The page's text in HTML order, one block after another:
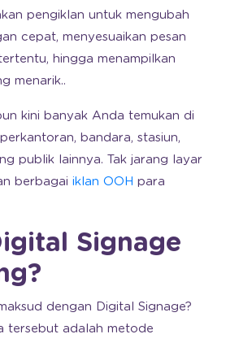
pengiklan untuk mengubah
cepat, menyesuaikan pesan
hingga menampilkan
menarik..
kini banyak Anda temukan di
bandara, stasiun,
publik lainnya. Tak jarang layar
berbagai iklan OOH para
Signage
dengan Digital Signage?
tersebut adalah metode